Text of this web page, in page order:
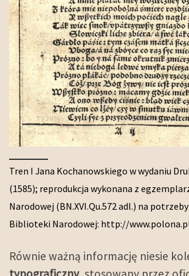
Tren I Jana Kochanowskiego w wydaniu
(1585); reprodukcja wykonana z
Narodowej (BN.XVI.Qu.572 adl.) na
Biblioteki Narodowej: http://
Równie ważną informację niesie